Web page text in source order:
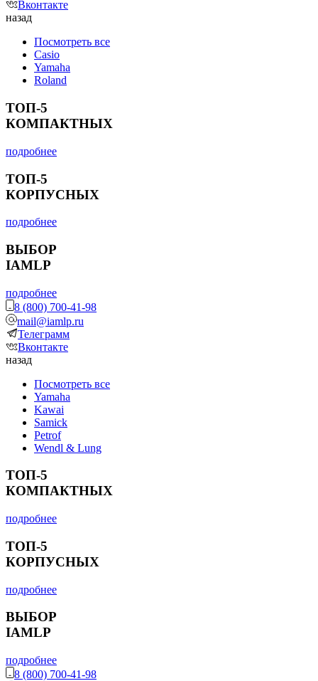
Вконтакте
назад
Посмотреть все
Casio
Yamaha
Roland
ТОП-5
КОМПАКТНЫХ
подробнее
ТОП-5
КОРПУСНЫХ
подробнее
ВЫБОР
IAMLP
подробнее
8 (800) 700-41-98
mail@iamlp.ru
Телеграмм
Вконтакте
назад
Посмотреть все
Yamaha
Kawai
Samick
Petrof
Wendl & Lung
ТОП-5
КОМПАКТНЫХ
подробнее
ТОП-5
КОРПУСНЫХ
подробнее
ВЫБОР
IAMLP
подробнее
8 (800) 700-41-98